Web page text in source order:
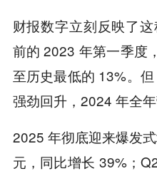
财报数字立刻反映了
前的 2023 年第一季度
至历史最低的 13%。
强劲回升，2024 年全年
2025 年彻底迎来爆发
元，同比增长 39%；